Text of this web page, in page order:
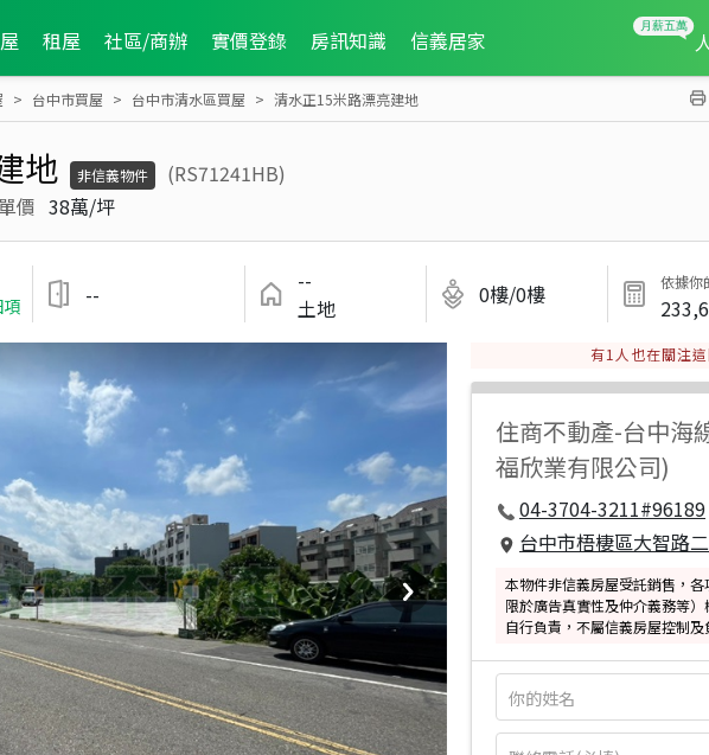
租屋 社區/商辦 實價登錄 房訊知識 信義居家
台中市買屋 台中市清水區買屋 清水正15米路漂亮建地
地 非信義物件
(RS71241HB)
價 38萬/坪
--
--
土地
0樓/0樓 依據你
有1 人也在關注
住商不動產-台中海
福欣業有限公司)
04-3704-3211#96189
台中市梧棲區大智路
本物件非信義房屋受託銷售，
限於廣告真實性及仲介義務等
自行負責，不屬信義房屋控制及